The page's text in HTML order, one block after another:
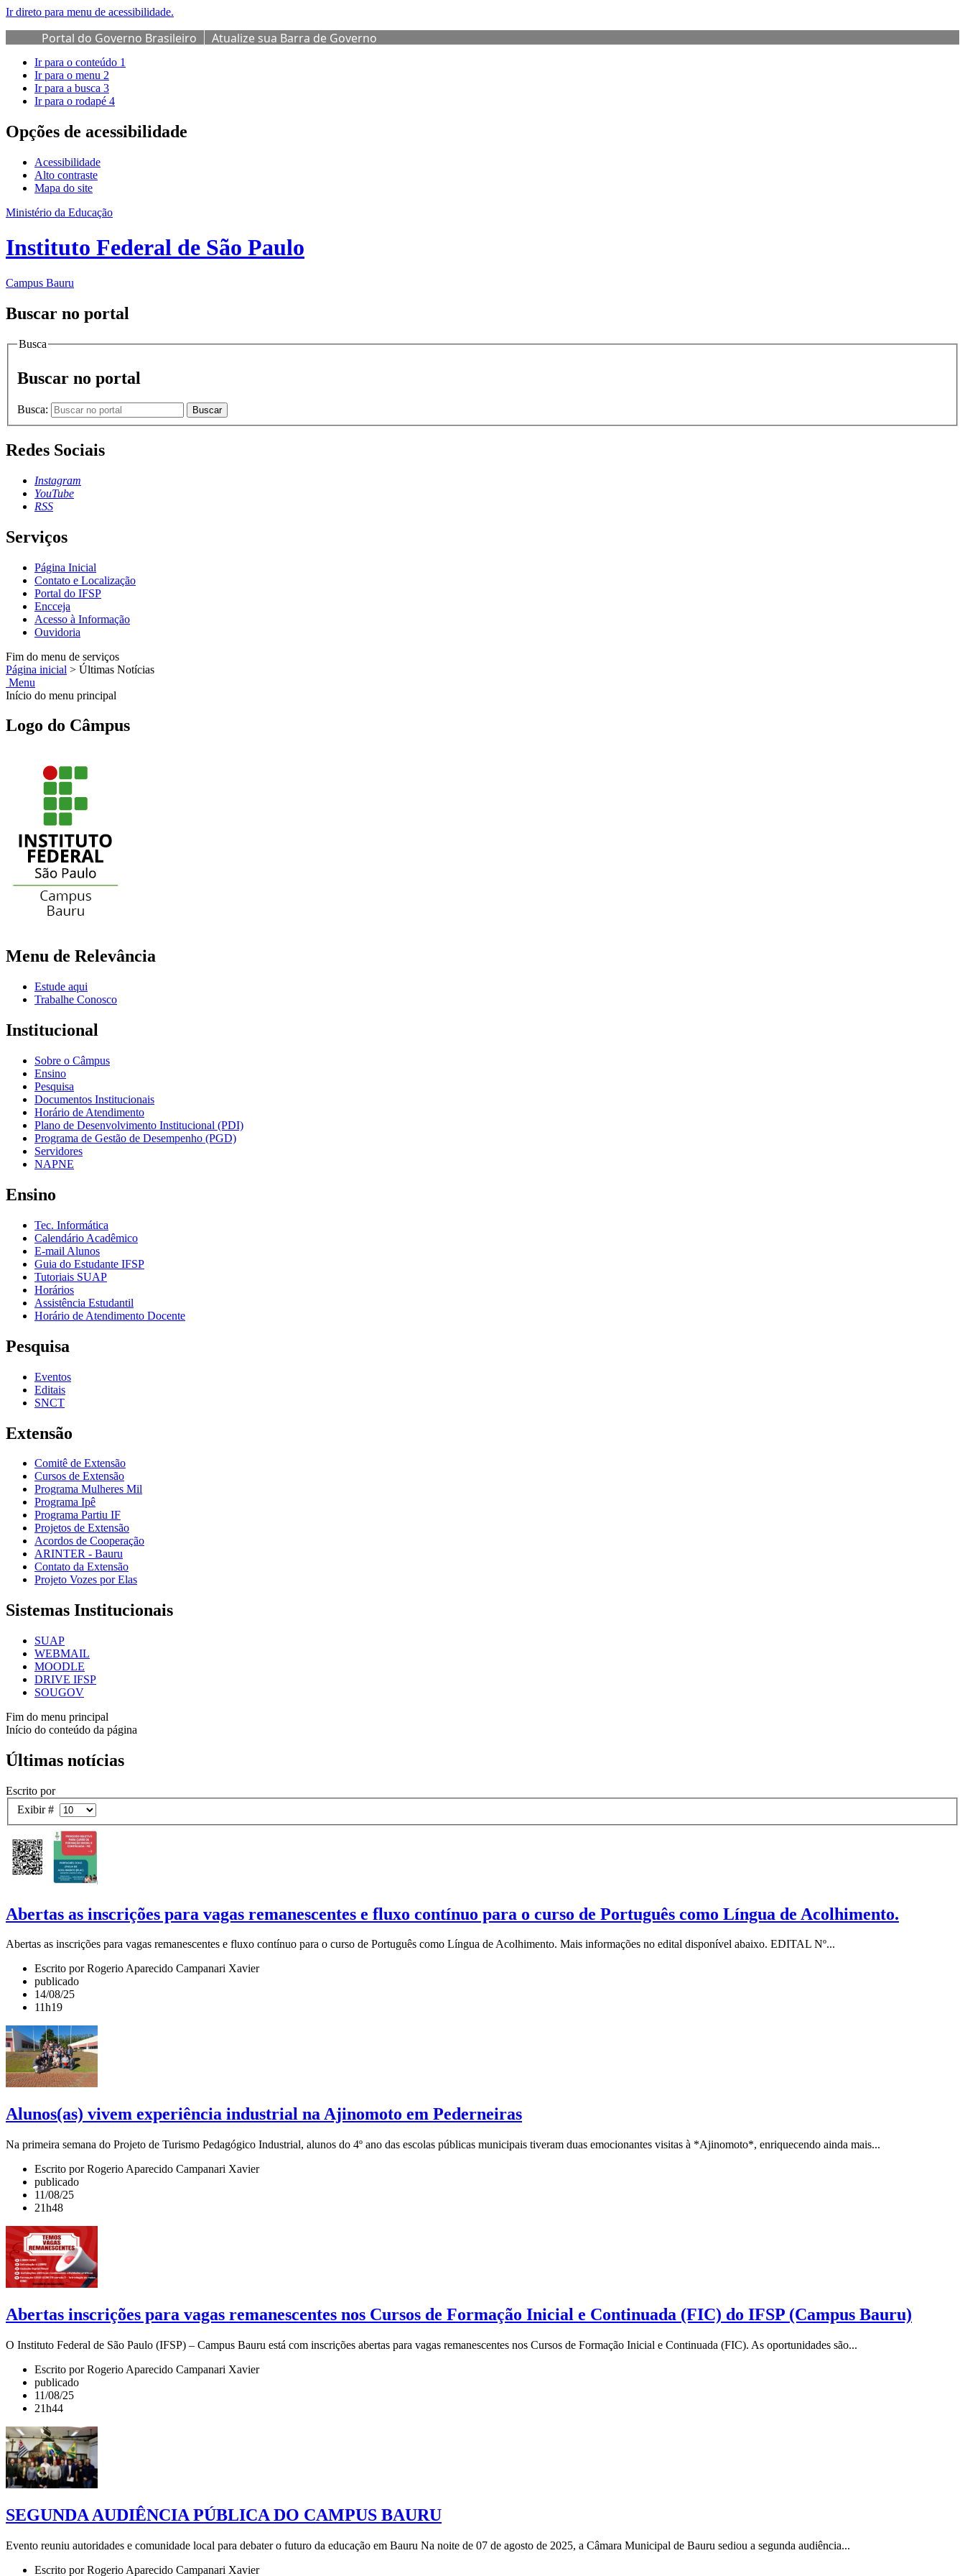
Ir direto para menu de acessibilidade.
Portal do Governo Brasileiro Atualize sua Barra de Governo
Ir para o conteúdo 1
Ir para o menu 2
Ir para a busca 3
Ir para o rodapé 4
Opções de acessibilidade
Acessibilidade
Alto contraste
Mapa do site
Ministério da Educação
Instituto Federal de São Paulo
Campus Bauru
Buscar no portal
Busca
Buscar no portal
Busca: Buscar
Redes Sociais
Instagram
YouTube
RSS
Serviços
Página Inicial
Contato e Localização
Portal do IFSP
Encceja
Acesso à Informação
Ouvidoria
Fim do menu de serviços
Página inicial > Últimas Notícias
Menu
Início do menu principal
Logo do Câmpus
Menu de Relevância
Estude aqui
Trabalhe Conosco
Institucional
Sobre o Câmpus
Ensino
Pesquisa
Documentos Institucionais
Horário de Atendimento
Plano de Desenvolvimento Institucional (PDI)
Programa de Gestão de Desempenho (PGD)
Servidores
NAPNE
Ensino
Tec. Informática
Calendário Acadêmico
E-mail Alunos
Guia do Estudante IFSP
Tutoriais SUAP
Horários
Assistência Estudantil
Horário de Atendimento Docente
Pesquisa
Eventos
Editais
SNCT
Extensão
Comitê de Extensão
Cursos de Extensão
Programa Mulheres Mil
Programa Ipê
Programa Partiu IF
Projetos de Extensão
Acordos de Cooperação
ARINTER - Bauru
Contato da Extensão
Projeto Vozes por Elas
Sistemas Institucionais
SUAP
WEBMAIL
MOODLE
DRIVE IFSP
SOUGOV
Fim do menu principal
Início do conteúdo da página
Últimas notícias
Escrito por
Exibir #
Abertas as inscrições para vagas remanescentes e fluxo contínuo para o curso de Português como Língua de Acolhimento.
Abertas as inscrições para vagas remanescentes e fluxo contínuo para o curso de Português como Língua de Acolhimento. Mais informações no edital disponível abaixo. EDITAL Nº...
Escrito por Rogerio Aparecido Campanari Xavier
publicado
14/08/25
11h19
Alunos(as) vivem experiência industrial na Ajinomoto em Pederneiras
Na primeira semana do Projeto de Turismo Pedagógico Industrial, alunos do 4º ano das escolas públicas municipais tiveram duas emocionantes visitas à *Ajinomoto*, enriquecendo ainda mais...
Escrito por Rogerio Aparecido Campanari Xavier
publicado
11/08/25
21h48
Abertas inscrições para vagas remanescentes nos Cursos de Formação Inicial e Continuada (FIC) do IFSP (Campus Bauru)
O Instituto Federal de São Paulo (IFSP) – Campus Bauru está com inscrições abertas para vagas remanescentes nos Cursos de Formação Inicial e Continuada (FIC). As oportunidades são...
Escrito por Rogerio Aparecido Campanari Xavier
publicado
11/08/25
21h44
SEGUNDA AUDIÊNCIA PÚBLICA DO CAMPUS BAURU
Evento reuniu autoridades e comunidade local para debater o futuro da educação em Bauru Na noite de 07 de agosto de 2025, a Câmara Municipal de Bauru sediou a segunda audiência...
Escrito por Rogerio Aparecido Campanari Xavier